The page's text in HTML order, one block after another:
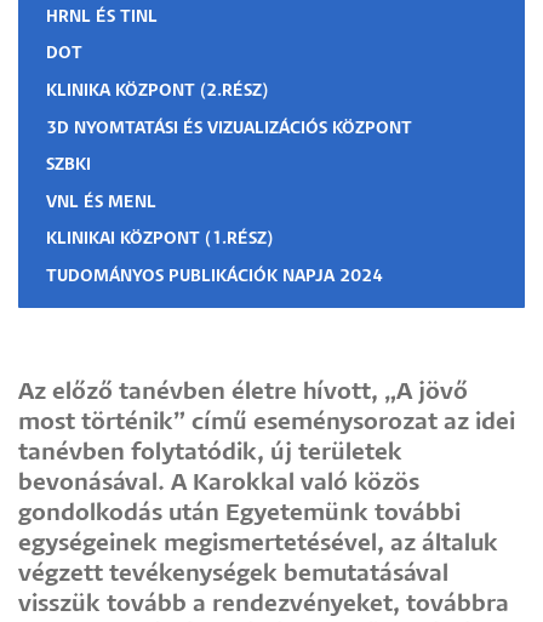
HRNL ÉS TINL
DOT
KLINIKA KÖZPONT (2.RÉSZ)
3D NYOMTATÁSI ÉS VIZUALIZÁCIÓS KÖZPONT
SZBKI
VNL ÉS MENL
KLINIKAI KÖZPONT (1.RÉSZ)
TUDOMÁNYOS PUBLIKÁCIÓK NAPJA 2024
Az előző tanévben életre hívott, „A jövő
most történik” című eseménysorozat az idei
tanévben folytatódik, új területek
bevonásával. A Karokkal való közös
gondolkodás után Egyetemünk további
egységeinek megismertetésével, az általuk
végzett tevékenységek bemutatásával
visszük tovább a rendezvényeket, továbbra